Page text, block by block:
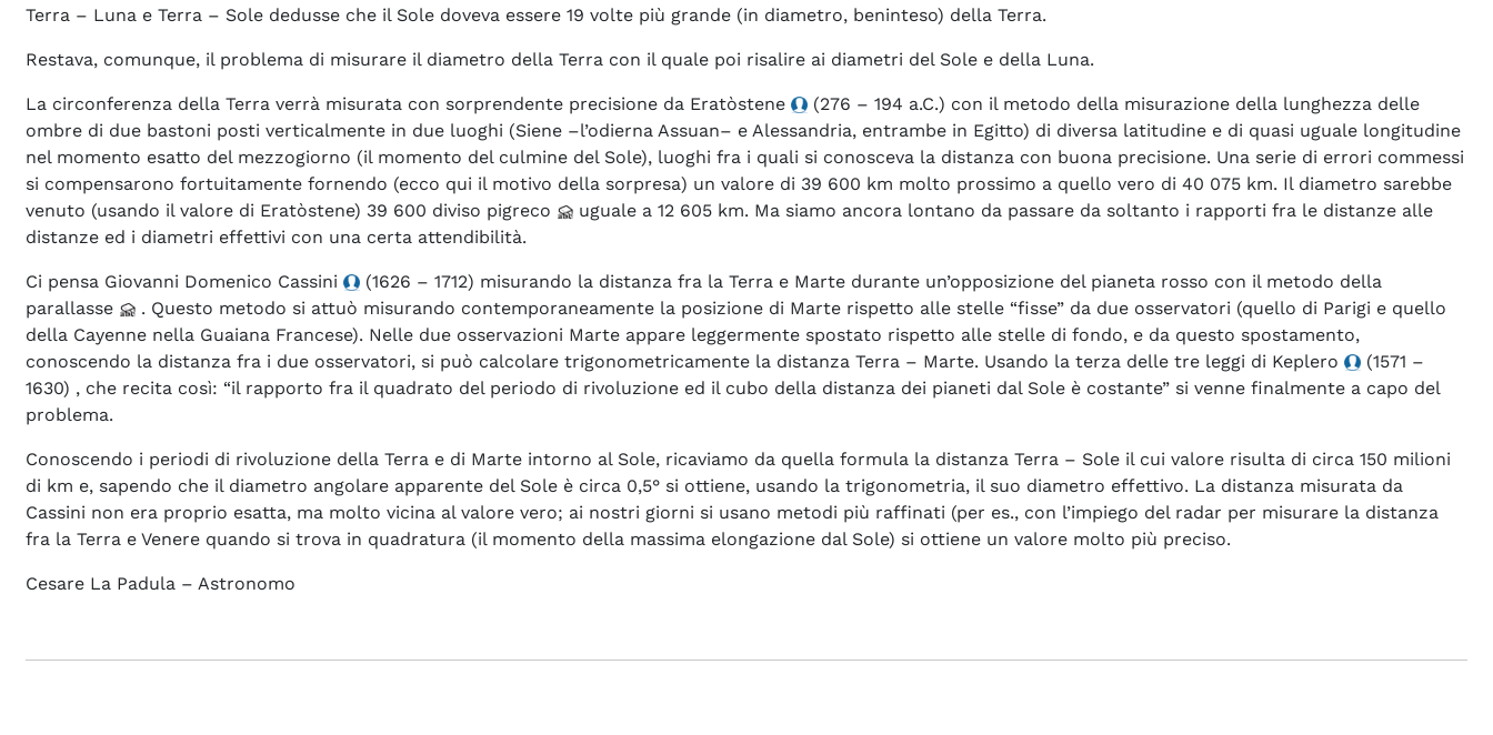
Terra – Luna e Terra – Sole dedusse che il Sole doveva essere 19 volte più grande (in diametro, beninteso) della Terra.
Restava, comunque, il problema di misurare il diametro della Terra con il quale poi risalire ai diametri del Sole e della Luna.
La circonferenza della Terra verrà misurata con sorprendente precisione da Eratòstene
(276 – 194 a.C.) con il metodo della misurazione della lunghezza delle
ombre di due bastoni posti verticalmente in due luoghi (Siene –l’odierna Assuan– e Alessandria, entrambe in Egitto) di diversa latitudine e di quasi uguale longitudine
nel momento esatto del mezzogiorno (il momento del culmine del Sole), luoghi fra i quali si conosceva la distanza con buona precisione. Una serie di errori commessi
si compensarono fortuitamente fornendo (ecco qui il motivo della sorpresa) un valore di 39 600 km molto prossimo a quello vero di 40 075 km. Il diametro sarebbe
venuto (usando il valore di Eratòstene) 39 600 diviso pigreco
uguale a 12 605 km. Ma siamo ancora lontano da passare da soltanto i rapporti fra le distanze alle
distanze ed i diametri effettivi con una certa attendibilità.
Ci pensa Giovanni Domenico Cassini
(1626 – 1712) misurando la distanza fra la Terra e Marte durante un’opposizione del pianeta rosso con il metodo della
parallasse
. Questo metodo si attuò misurando contemporaneamente la posizione di Marte rispetto alle stelle “fisse” da due osservatori (quello di Parigi e quello
della Cayenne nella Guaiana Francese). Nelle due osservazioni Marte appare leggermente spostato rispetto alle stelle di fondo, e da questo spostamento,
conoscendo la distanza fra i due osservatori, si può calcolare trigonometricamente la distanza Terra – Marte. Usando la terza delle tre leggi di Keplero
(1571 –
1630) , che recita così: “il rapporto fra il quadrato del periodo di rivoluzione ed il cubo della distanza dei pianeti dal Sole è costante” si venne finalmente a capo del
problema.
Conoscendo i periodi di rivoluzione della Terra e di Marte intorno al Sole, ricaviamo da quella formula la distanza Terra – Sole il cui valore risulta di circa 150 milioni
di km e, sapendo che il diametro angolare apparente del Sole è circa 0,5° si ottiene, usando la trigonometria, il suo diametro effettivo. La distanza misurata da
Cassini non era proprio esatta, ma molto vicina al valore vero; ai nostri giorni si usano metodi più raffinati (per es., con l’impiego del radar per misurare la distanza
fra la Terra e Venere quando si trova in quadratura (il momento della massima elongazione dal Sole) si ottiene un valore molto più preciso.
Cesare La Padula – Astronomo